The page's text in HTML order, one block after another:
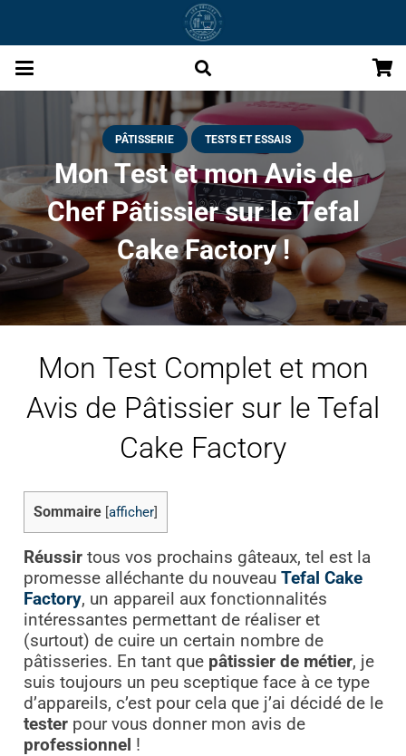
PÂTISSERIE TESTS ET ESSAIS
Mon Test et mon Avis de
Chef Pâtissier sur le Tefal
Cake Factory !
Mon Test Complet et mon
Avis de Pâtissier sur le Tefal
Cake Factory
Sommaire afficher]
Réussirtous vos prochains gâteaux, tel est la
promesse alléchante du nouveau Tefal Cake
Factory, un appareil aux fonctionnalités
intéressantes permettant de réaliser et
(surtout) de cuire un certain nombre de
pâtisseries. En tant que pâtissier de métier, je
suis toujours un peu sceptique face à ce type
d’appareils, c’est pour cela que j’ai décidé de le
testerpour vous donner mon avis de
professionnel !